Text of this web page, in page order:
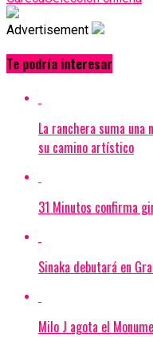
Advertisement
Te podría interesar
La ranchera suma una
su camino artístico
31 Minutos confirma
Sinaka debutará en
Milo J agota el